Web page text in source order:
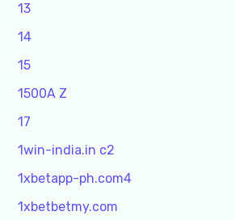
13
14
15
1500A Z
17
1win-india.in c2
1xbetapp-ph.com4
1xbetbetmy.com